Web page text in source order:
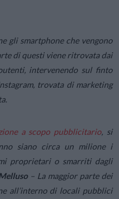
gli smartphone che vengono
di questi viene ritrovata dai
intervenendo sul finto
trovata di marketing
a scopo pubblicitario, si
siano circa un milione i
proprietari o smarriti dagli
– La maggior parte dei
all’interno di locali pubblici